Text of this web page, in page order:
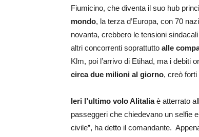
Fiumicino, che diventa il suo hub
mondo, la terza d’Europa, con 70
novanta, crebbero le tensioni
altri concorrenti soprattutto alle
Klm, poi l’arrivo di Etihad, ma i debiti
circa due milioni al giorno, creò
Ieri l’ultimo volo Alitaliaè atterrato
passeggeri che chiedevano un selfie
civile”, ha detto il comandante.